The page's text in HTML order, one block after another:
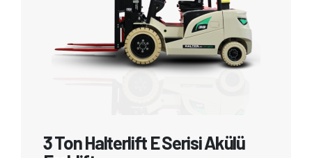
3 Ton Halterlift E Serisi Akülü